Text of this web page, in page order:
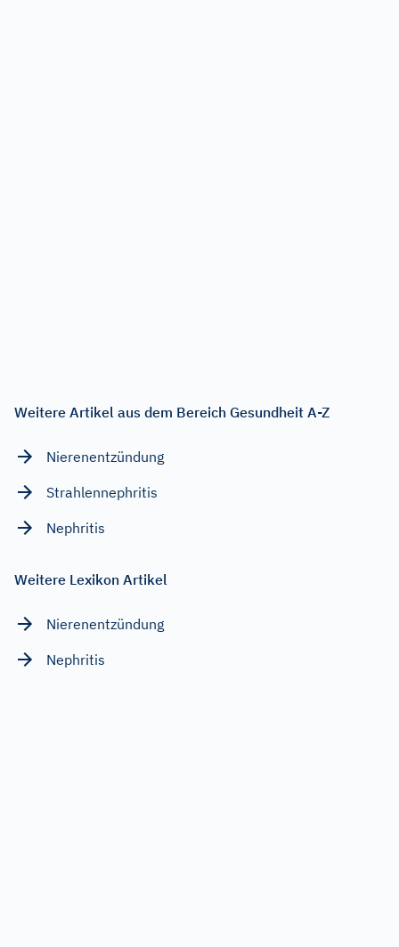
Weitere Artikel aus dem Bereich Gesundheit A-Z
Nierenentzündung
Strahlennephritis
Nephritis
Weitere Lexikon Artikel
Nierenentzündung
Nephritis